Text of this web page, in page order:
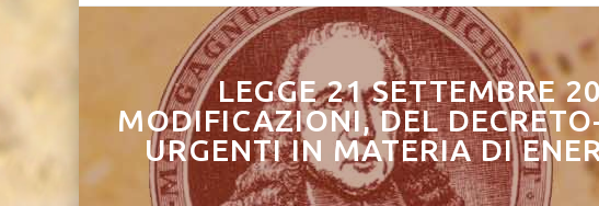
LEGGE 21 SETTEMBRE
MODIFICAZIONI, DEL
URGENTI IN MATERIA DI